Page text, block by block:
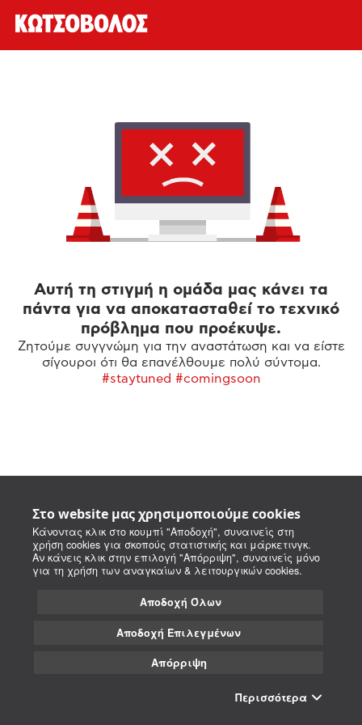
Στο website μας χρησιμοποιούμε cookies
Κάνοντας κλικ στο κουμπί "Αποδοχή", συναινείς στη
χρήση cookies για σκοπούς στατιστικής και μάρκετινγκ.
Αν κάνεις κλικ στην επιλογή "Απόρριψη", συναινείς μόνο
για τη χρήση των αναγκαίων & λειτουργικών cookies.
Αποδοχή Όλων
Αποδοχή Επιλεγμένων
Απόρριψη
Περισσότερα
Αυτή τη στιγμή η ομάδα μας κάνει τα
πάντα για να αποκατασταθεί το τεχνικό
πρόβλημα που προέκυψε.
Ζητούμε συγγνώμη για την αναστάτωση και να είστε
σίγουροι ότι θα επανέλθουμε πολύ σύντομα.
#staytuned #comingsoon